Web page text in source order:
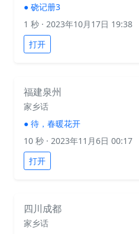
● 硗记册3
1 秒 · 2023年10月17日 19:38
打开
福建泉州
家乡话
● 待，春暖花开
10 秒 · 2023年11月6日 00:17
打开
四川成都
家乡话